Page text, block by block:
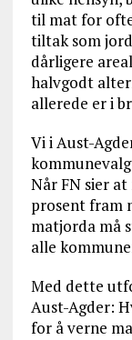
til mat for
tiltak som
dårligere
halvgodt
allerede er i
Vi i Aust-
Når FN sier
prosent fram
matjorda må
alle
Med dette
Aust-Agder:
for å verne